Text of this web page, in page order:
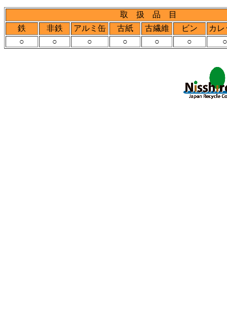
取 扱 品 目
鉄
非鉄 アルミ缶 古紙 古繊維 ビン
カレ
○
○ ○ ○ ○ ○ ○